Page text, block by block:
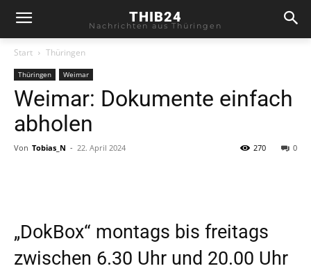
THIB24
Nachrichten aus Thüringen
Start Thüringen
Thüringen Weimar
Weimar: Dokumente einfach
abholen
Von Tobias_N - 22. April 2024 0
270
„DokBox“ montags bis freitags
zwischen 6.30 Uhr und 20.00 Uhr